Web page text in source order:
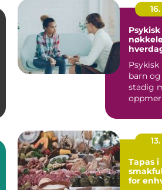
Psykisk
barn
stadig
Flere ...
Tapas
for